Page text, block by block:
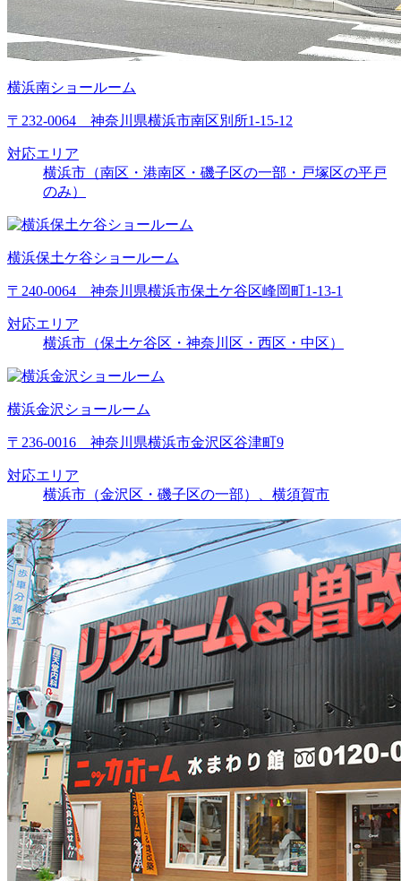
横浜南ショールーム
〒232-0064 神奈川県横浜市南区別所1-15-12
対応エリア
横浜市（南区・港南区・磯子区の一部・戸塚区の平戸
のみ）
横浜保土ケ谷ショールーム
〒240-0064 神奈川県横浜市保土ケ谷区峰岡町1-13-1
対応エリア
横浜市（保土ケ谷区・神奈川区・西区・中区）
横浜金沢ショールーム
〒236-0016 神奈川県横浜市金沢区谷津町9
対応エリア
横浜市（金沢区・磯子区の一部）、横須賀市